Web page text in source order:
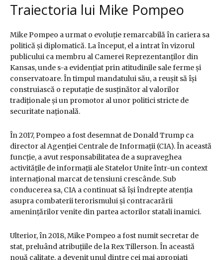
Traiectoria lui Mike Pompeo
Mike Pompeo a urmat o evoluție remarcabilă în cariera sa
politică și diplomatică. La început, el a intrat în vizorul
publicului ca membru al Camerei Reprezentanților din
Kansas, unde s-a evidențiat prin atitudinile sale ferme și
conservatoare. În timpul mandatului său, a reușit să își
construiască o reputație de susținător al valorilor
tradiționale și un promotor al unor politici stricte de
securitate națională.
În 2017, Pompeo a fost desemnat de Donald Trump ca
director al Agenției Centrale de Informații (CIA). În această
funcție, a avut responsabilitatea de a supraveghea
activitățile de informații ale Statelor Unite într-un context
internațional marcat de tensiuni crescânde. Sub
conducerea sa, CIA a continuat să își îndrepte atenția
asupra combaterii terorismului și contracarării
amenințărilor venite din partea actorilor statali inamici.
Ulterior, în 2018, Mike Pompeo a fost numit secretar de
stat, preluând atribuțiile de la Rex Tillerson. În această
nouă calitate, a devenit unul dintre cei mai apropiați